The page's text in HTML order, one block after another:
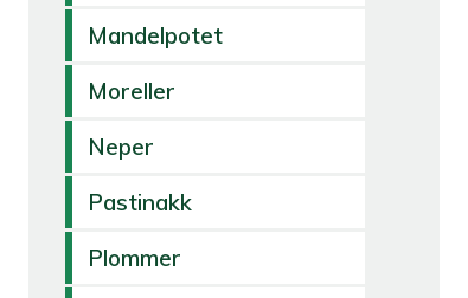
Mandelpotet
Moreller
Neper
Pastinakk
Plommer